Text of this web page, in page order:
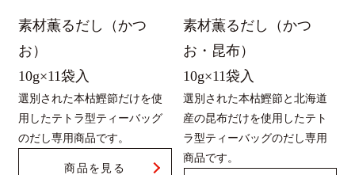
素材薫るだし（かつ
お）
10g×11袋入
選別された本枯鰹節だけを使
用したテトラ型ティーバッグ
のだし専用商品です。
商品を見る
素材薫るだし（かつ
お・昆布）
10g×11袋入
選別された本枯鰹節と北海道
産の昆布だけを使用したテト
ラ型ティーバッグのだし専用
商品です。